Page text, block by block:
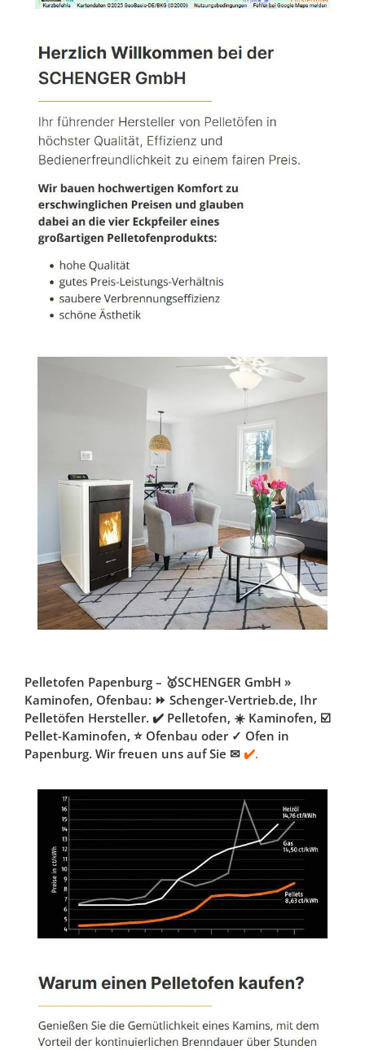
Pelletofen Papenburg – 🥇SCHENGER GmbH »
Kaminofen, Ofenbau: ⏩ Schenger-Vertrieb.de, Ihr
Pelletöfen Hersteller. ✔️ Pelletofen, ☀️ Kaminofen, ☑️
Pellet-Kaminofen, ⭐ Ofenbau oder ✓ Ofen in
Papenburg. Wir freuen uns auf Sie ✉ ✔️.